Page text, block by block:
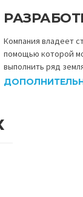
Компания владеет
помощью которой
выполнить ряд